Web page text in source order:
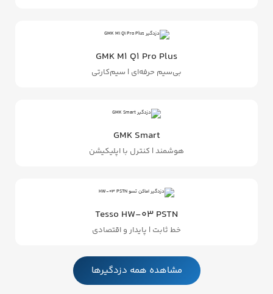
GMK M1 Q1 Pro Plus
بی‌سیم حرفه‌ای | سیم‌کارتی
GMK Smart
هوشمند | کنترل با اپلیکیشن
Tesso HW‑03 PSTN
خط ثابت | پایدار و اقتصادی
مشاهده همه دزدگیرها